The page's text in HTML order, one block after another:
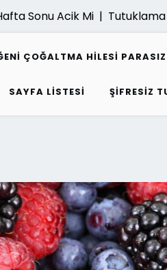
Acik Mi |Tutuklama Karari
ÇOĞALTMA HILESI PARASIZ
SAYFA LISTESI ŞIFRESIZ